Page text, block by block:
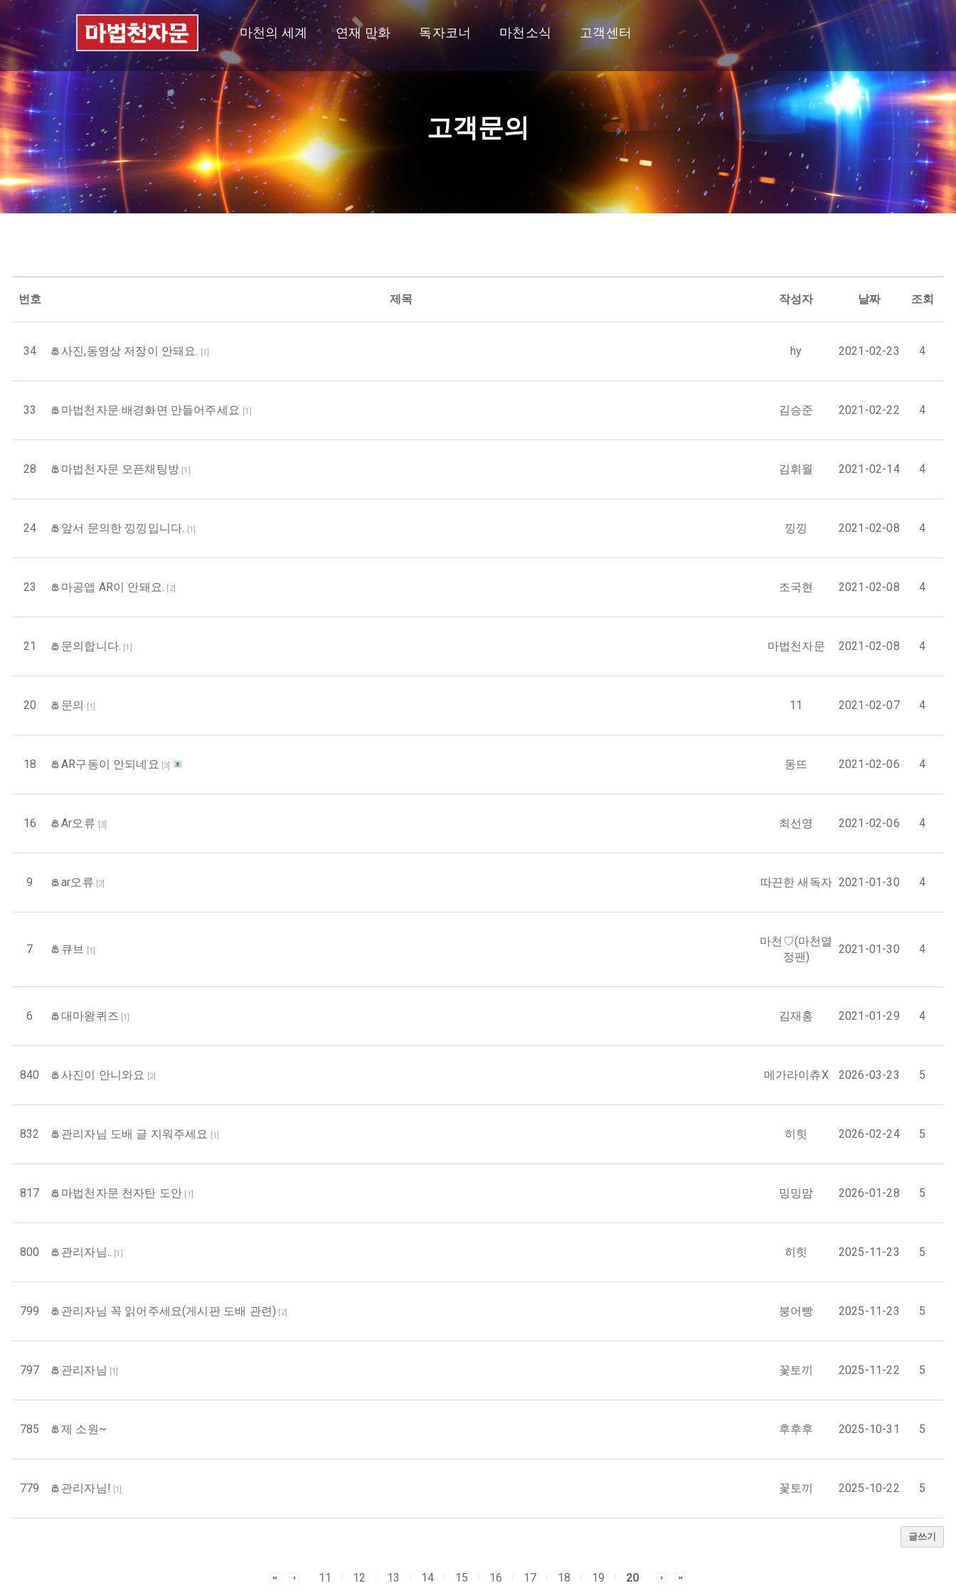
마천의 세계 연재 만화 독자코너 마천소식 고객센터
고객문의
번호 제목 작성자 날짜 조회
34 사진,동영상 저장이 안돼요. [1] hy 2021-02-23 4
33 마법천자문 배경화면 만들어주세요 [1 ] 김승준 2021-02-22 4
28 마법천자문 오픈채팅방[1 ] 김휘월 2021-02-14 4
24 앞서 문의한 낑낑입니다. [1] 낑낑 2021-02-08 4
23 마공앱 AR이 안돼요. [2] 조국현 2021-02-08 4
21 문의합니다. [1 ] 마법천자문 2021-02-08 4
20 문의 [1] 11 2021-02-07 4
18 AR구동이 안되네요 [3] 동뜨 2021-02-06 4
16 Ar오류 [3] 최선영 2021-02-06 4
9 ar오류 [2] 따끈한 새독자 2021-01-30 4
7 큐브 [1]
마천♡(마천열
정팬)
2021-01-30 4
6 대마왕퀴즈 [1] 김재홍 2021-01-29 4
840 사진이 안니와요 [2] 메가라이츄X 2026-03-23 5
832 관리자님 도배 글 지워주세요 [1] 히힛 2026-02-24 5
817 마법천자문 천자탄 도안 [1] 밍밍맘 2026-01-28 5
800 관리자님.. [1 ] 히힛 2025-11-23 5
799 관리자님 꼭 읽어주세요(게시판 도배 관련) [2] 붕어빵 2025-11-23 5
797 관리자님 [1] 꽃토끼 2025-11-22 5
785 제 소원~ 후후후 2025-10-31 5
779 관리자님! [1] 꽃토끼 2025-10-22 5
글쓰기
11 12 13 14 15 16 17 18 19 20